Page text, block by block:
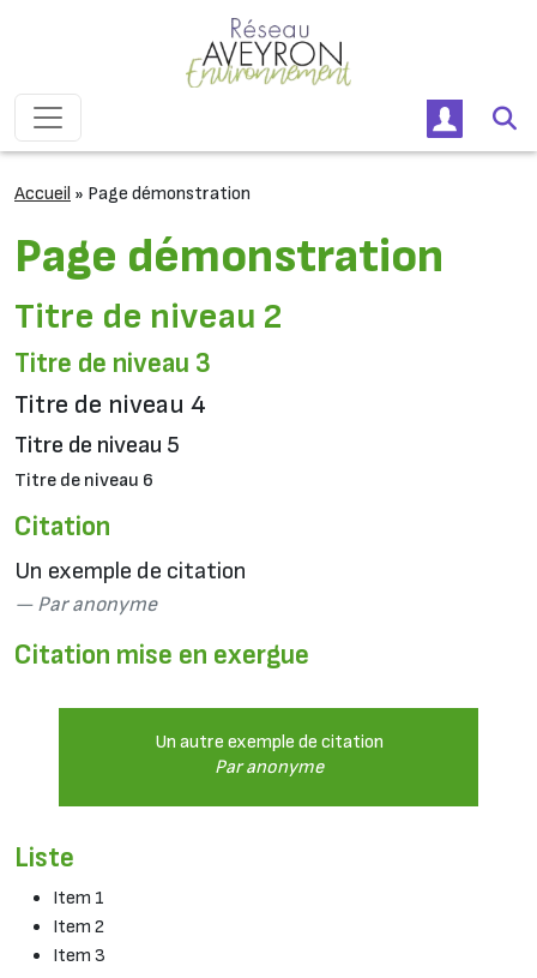
Navigation principale
Accueil » Page démonstration
Page démonstration
Titre de niveau 2
Titre de niveau 3
Titre de niveau 4
Titre de niveau 5
Titre de niveau 6
Citation
Un exemple de citation
Par anonyme
Citation mise en exergue
Un autre exemple de citation
Par anonyme
Liste
Item 1
Item 2
Item 3